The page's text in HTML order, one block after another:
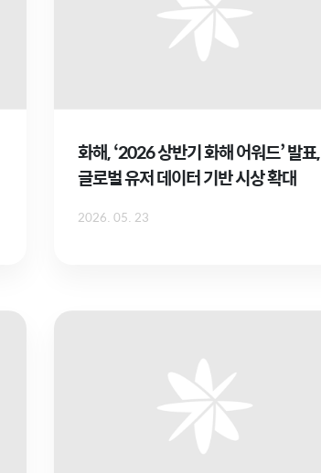
화해, ‘2026 상반기 화해 어워드’ 발표,
글로벌 유저 데이터 기반 시상 확대
2026. 05. 23